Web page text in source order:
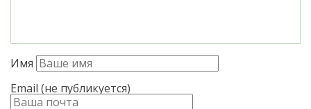
Имя
Email (не публикуется)